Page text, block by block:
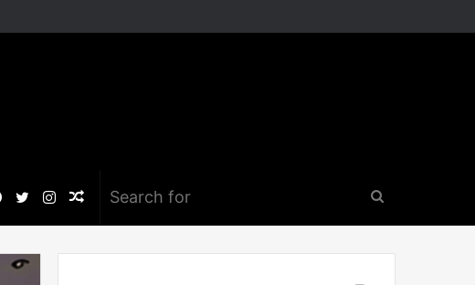
for
Random
Article
Instagram
Twitter
Facebook